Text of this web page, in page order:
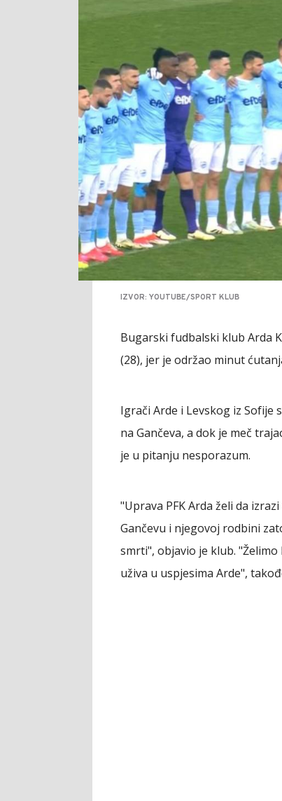
IZVOR: YOUTUBE/SPORT KLUB
Bugarski fudbalski klub Arda
(28), jer je održao minut
Igrači Arde i Levskog iz Sofije
na Gančeva, a dok je meč
je u pitanju nesporazum.
"Uprava PFK Arda želi da
Gančevu i njegovoj rodbini
smrti", objavio je klub.
uživa u uspjesima Arde",